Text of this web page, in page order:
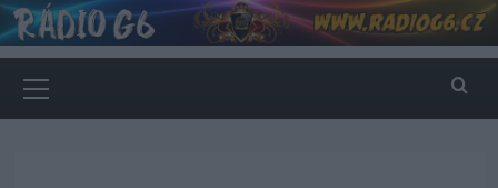
Skip
to
content
Menu